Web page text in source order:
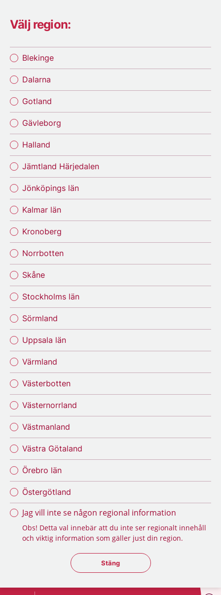
Välj region:
Blekinge
Dalarna
Gotland
Gävleborg
Halland
Jämtland Härjedalen
Jönköpings län
Kalmar län
Kronoberg
Norrbotten
Skåne
Stockholms län
Sörmland
Uppsala län
Värmland
Västerbotten
Västernorrland
Västmanland
Västra Götaland
Örebro län
Östergötland
Jag vill inte se någon regional information
Obs! Detta val innebär att du inte ser regionalt innehåll
och viktig information som gäller just din region.
Stäng regionsväljaren
Stäng